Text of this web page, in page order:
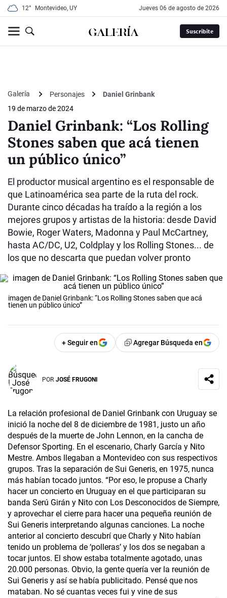
12° Montevideo, UY jueves 06 de agosto de 2026
Suscribite
Galería Personajes
Daniel Grinbank
19 de marzo de 2024
Daniel Grinbank: “Los Rolling
Stones saben que acá tienen
un público único”
El productor musical argentino es el responsable de
que Latinoamérica sea parte de la ruta del rock.
Durante cinco décadas ha traído a la región a los
mejores grupos y artistas de la historia: desde David
Bowie, Roger Waters, Madonna y Paul McCartney,
hasta AC/DC, U2, Coldplay y los Rolling Stones... de
los que no descarta que puedan volver pronto
imagen de Daniel Grinbank: “Los Rolling Stones saben que acá
tienen un público único”
+ Seguir en Agregar Búsqueda en
POR JOSÉ FRUGONI
La relación profesional de Daniel Grinbank­ con Uruguay se
inició la noche del 8 de diciembre de 1981, justo un año
después de la muerte de John Lennon, en la cancha de
Defensor Sporting. En el escenario, Charly García­ y Nito
Mestre. Ambos llegaban a Montevideo con sus respectivos
grupos. Tras la separación de Sui Generis, en 1975, nunca
más habían tocado juntos. “Por eso, le propuse a Charly
hacer un concierto en Uruguay en el que participaran su
banda Serú Girán y Nito con Los Desconocidos de Siempre,
y aprovechar el cierre para hacer una pequeña reunión de
Sui Generis interpretando algunas canciones. La noche
anterior al concierto descubrí que Charly y Nito habían
tenido un problema de ‘polleras’ y los dos se negaban a
tocar juntos. El show estaba totalmente agotado, unas
20.000 personas. Obvio, la gente quería ver la reunión de
Sui Generis y así se había publicitado. Pensé que nos
mataban. No sé cuantas veces fui y vine de sus